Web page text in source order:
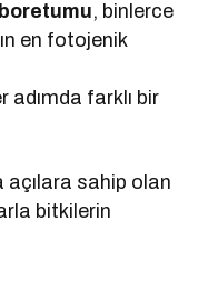
, binlerce
en fotojenik
adımda farklı bir
sahip olan
bitkilerin